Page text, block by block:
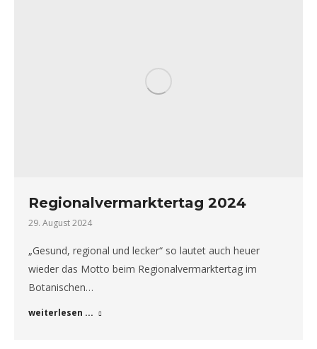
Regionalvermarktertag 2024
29. August 2024
„Gesund, regional und lecker“ so lautet auch heuer
wieder das Motto beim Regionalvermarktertag im
Botanischen…
weiterlesen ...